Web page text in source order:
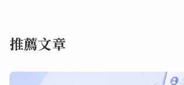
推薦文章